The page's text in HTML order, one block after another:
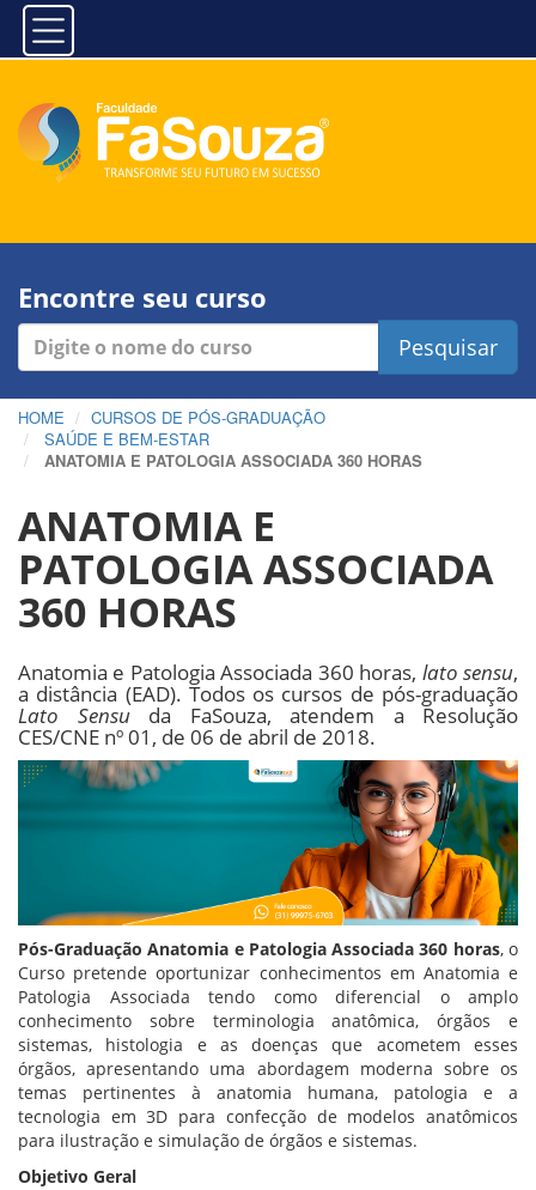
Encontre seu curso
Pesquisar
HOME
CURSOS DE PÓS-GRADUAÇÃO
SAÚDE E BEM-ESTAR
ANATOMIA E PATOLOGIA ASSOCIADA 360 HORAS
ANATOMIA E
PATOLOGIA ASSOCIADA
360 HORAS
Anatomia e Patologia Associada 360 horas, lato sensu,
a distância (EAD). Todos os cursos de pós-graduação
Lato Sensuda FaSouza, atendem a Resolução
CES/CNE nº 01, de 06 de abril de 2018.
Pós-Graduação Anatomia e Patologia Associada 360 horas, o
Curso pretende oportunizar conhecimentos em Anatomia e
Patologia Associada tendo como diferencial o amplo
conhecimento sobre terminologia anatômica, órgãos e
sistemas, histologia e as doenças que acometem esses
órgãos, apresentando uma abordagem moderna sobre os
temas pertinentes à anatomia humana, patologia e a
tecnologia em 3D para confecção de modelos anatômicos
para ilustração e simulação de órgãos e sistemas.
Objetivo Geral